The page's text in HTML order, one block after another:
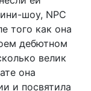
шоу, NPC
того как она
дебютном
велик
она
и посвятила